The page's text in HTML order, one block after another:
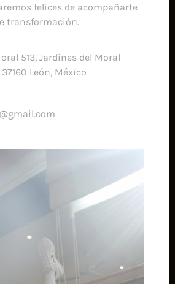
felices de acompañarte
transformación.
513, Jardines del Moral
León, México